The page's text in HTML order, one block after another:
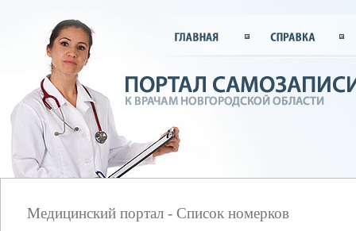
Медицинский портал - Список номерков